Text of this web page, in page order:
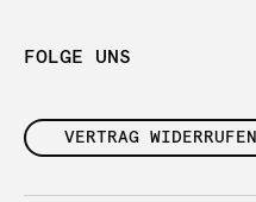
FOLGE UNS
VERTRAG WIDERRUFEN